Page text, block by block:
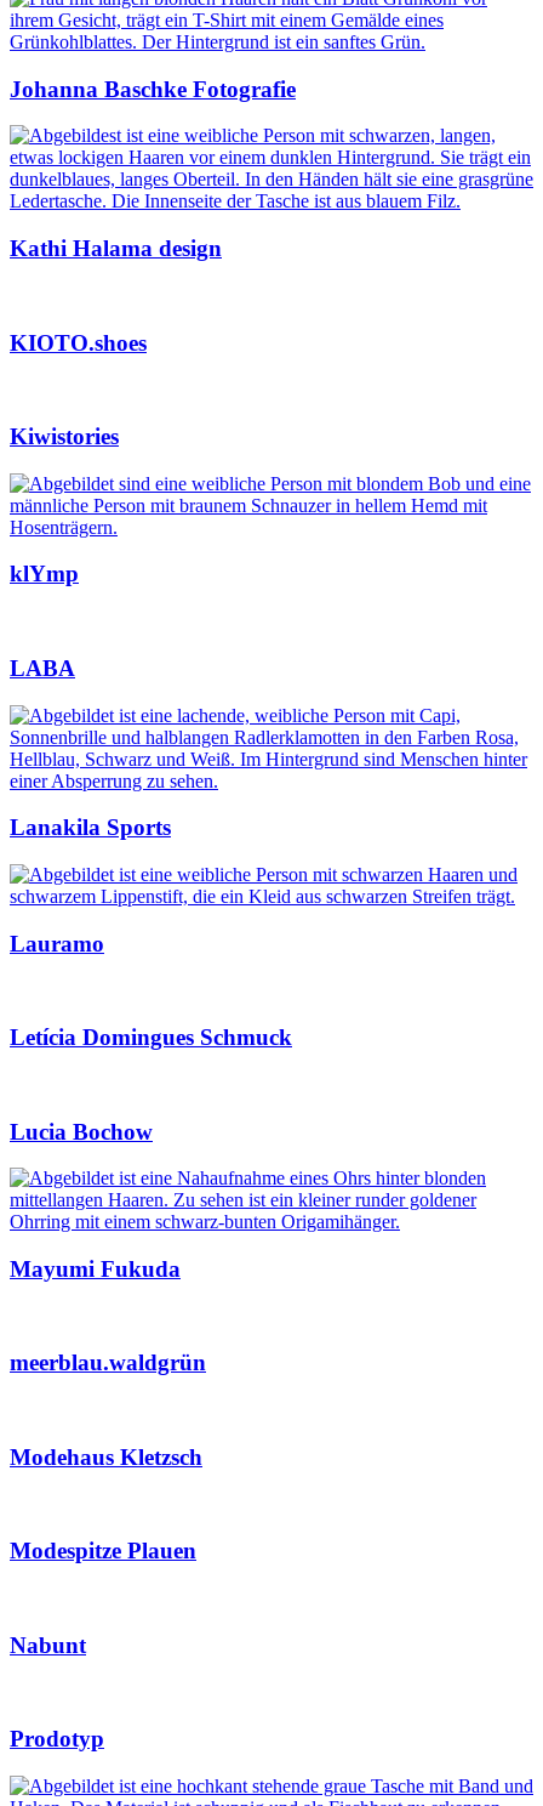
Johanna Baschke Fotografie
Kathi Halama design
KIOTO.shoes
Kiwistories
klYmp
LABA
Lanakila Sports
Lauramo
Letícia Domingues Schmuck
Lucia Bochow
Mayumi Fukuda
meerblau.waldgrün
Modehaus Kletzsch
Modespitze Plauen
Nabunt
Prodotyp